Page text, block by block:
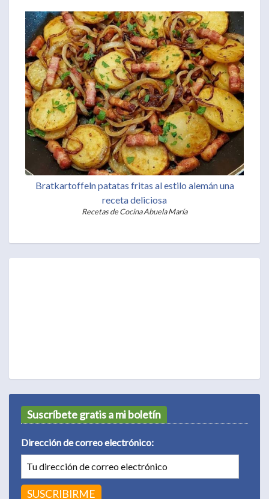
Bratkartoffeln patatas fritas al estilo alemán una
receta deliciosa
Recetas de Cocina Abuela María
Suscríbete gratis a mi boletín
Dirección de correo electrónico: